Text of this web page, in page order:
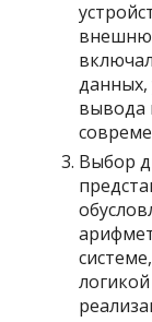
данных,
вывода
Выбор